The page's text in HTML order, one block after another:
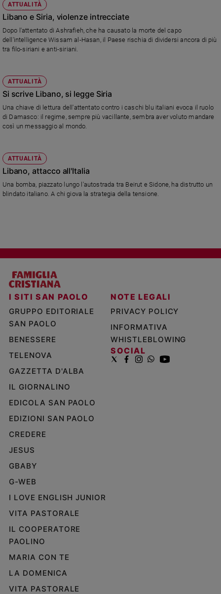
ATTUALITÀ
Libano e Siria, violenze intrecciate
Dopo l'attentato di Ashrafieh, che ha causato la morte del capo
dell'intelligence Wissam al-Hasan, il Paese rischia di dividersi ancora di più
tra filo-siriani e anti-siriani.
ATTUALITÀ
Si scrive Libano, si legge Siria
Una chiave di lettura dell'attentato contro i caschi blu italiani evoca il ruolo
di Damasco: il regime, sempre più vacillante, sembra aver voluto mandare
così un messaggio al mondo.
ATTUALITÀ
Libano, attacco all'Italia
Una bomba, piazzato lungo l'autostrada tra Beirut e Sidone, ha distrutto un
blindato italiano. A chi giova la strategia della tensione.
I SITI SAN PAOLO
GRUPPO EDITORIALE
SAN PAOLO
BENESSERE
TELENOVA
GAZZETTA D'ALBA
IL GIORNALINO
EDICOLA SAN PAOLO
EDIZIONI SAN PAOLO
CREDERE
JESUS
GBABY
G-WEB
I LOVE ENGLISH JUNIOR
VITA PASTORALE
IL COOPERATORE
PAOLINO
MARIA CON TE
LA DOMENICA
VITA PASTORALE
NOTE LEGALI
PRIVACY POLICY
INFORMATIVA
WHISTLEBLOWING
SOCIAL